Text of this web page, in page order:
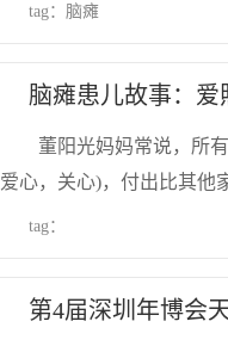
tag： 脑瘫
脑瘫患儿故事：爱
董阳光妈妈常说，所
爱心，关心)，付出比其
tag：
第4届深圳年博会